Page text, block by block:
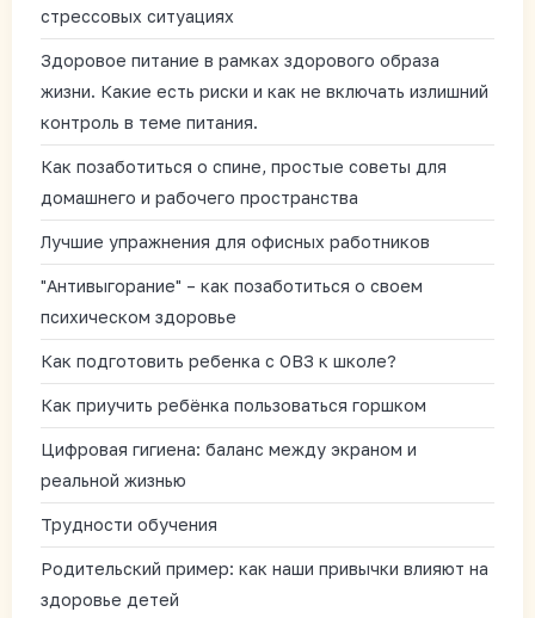
стрессовых ситуациях
Здоровое питание в рамках здорового образа
жизни. Какие есть риски и как не включать излишний
контроль в теме питания.
Как позаботиться о спине, простые советы для
домашнего и рабочего пространства
Лучшие упражнения для офисных работников
"Антивыгорание" – как позаботиться о своем
психическом здоровье
Как подготовить ребенка с ОВЗ к школе?
Как приучить ребёнка пользоваться горшком
Цифровая гигиена: баланс между экраном и
реальной жизнью
Трудности обучения
Родительский пример: как наши привычки влияют на
здоровье детей